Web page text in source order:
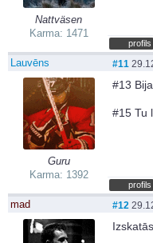
Nattväsen
Karma: 1471
profils
Lauvēns
Guru
Karma: 1392
#11
#13
#15 Tu
profils
mad #12